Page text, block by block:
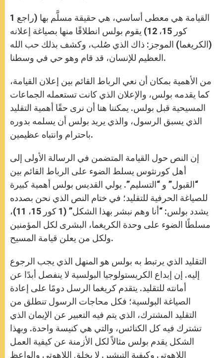
القيامة هي معطى أساسي، هي حقيقة مسلَّم بها (راجع 1
كور 15، 12) يقوم بولس انطلاقًا منها بصياغة إعلانه
(الكريغما) الموجز: ذاك الذي صُلب، وكشف بذلك حب الله
العظيم للإنسان، قد قام وهو حي في وسطنا.
من الأهمية بمكان أن نعي الرباط القائم بين إعلان القيامة،
كما يقدمه بولس، والإعلان الذي كانت تستعمله الجماعات
المسيحية قبل بولس. يمكننا هنا أن نرى حقًا أهمية التقليد
الذي يسبق الرسول، والذي يريد بولس أن يسلمه بدوره
باحترام وانتباه عظيمين.
إن النص حول القيامة المتضمن في الرسالة الأولى إلى
أهل كورنثوس يسلط الضوء على الرباط القائم بين
“القبول” و “التسليم”. يولي القديس بولس أهمية كبيرة
للصياغة الحرفية للتقليد؛ في ختام النص الذي نحن بصدده
يشدد بولس: “أنا وهم نبشر بهذا الشكل” (1 كور 15، 11)،
مسلطًا الضوء على وحدة الكريغما، البشرى لكل المؤمنين
ولكل من يعلن قيامة المسيح.
التقليد الذي يرتبط به بولس هو المنهل الذي يجب الرجوع
إليه. إن إبداع الكريستولوجيا البولسية لا ينفصل أبدًا عن
أمانته للتقليد. يتقدم كريغما الرسل دومًا على إعادة
الصياغة البولسية؛ فكل محاجات الرسول تنطلق من
التقليد المشترك، الذي يتم فيه التعبير عن الإيمان الذي
تشترك فيه كل الكنائس، والتي هي كنيسة واحدة. وبهذا
الشكل يقدم بولس مثالاً لكل الأزمنة عن كيفية العمل
اللاهوتي وكيفية التبشير. لا يخلق اللاهوتي والواعظ